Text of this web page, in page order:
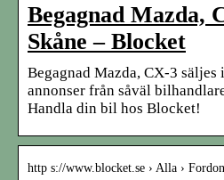
Begagnad Mazda,
Skåne – Blocket
Begagnad Mazda, CX-3 säljes
annonser från såväl
Handla din bil hos Blocket!
http s://www.blocket.se › Alla ›